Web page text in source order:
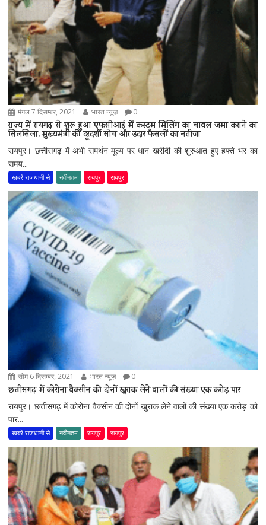
मंगल 7 दिसम्बर, 2021 भारत न्यूज़ 0
राज्य में रायगढ़ से शुरू हुआ एफसीआई में कस्टम मिलिंग का चावल जमा कराने का
सिलसिला, मुख्यमंत्री की दूरदर्शी सोच और उदार फैसलों का नतीजा
रायपुर। छत्तीसगढ़ में अभी समर्थन मूल्य पर धान खरीदी की शुरुआत हुए हफ्ते भर का
समय...
खबरें राजधानी से नवीनतम रायपुर रायपुर
सोम 6 दिसम्बर, 2021 भारत न्यूज़ 0
छत्तीसगढ़ में कोरोना वैक्सीन की दोनों खुराक लेने वालों की संख्या एक करोड़ पार
रायपुर। छत्तीसगढ़ में कोरोना वैक्सीन की दोनों खुराक लेने वालों की संख्या एक करोड़ को
पार...
खबरें राजधानी से नवीनतम रायपुर रायपुर